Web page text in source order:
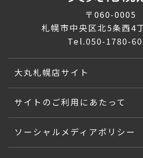
〒060-0005
札幌市中央区北5条西4
Tel.050-1780-
大丸札幌店サイト
サイトのご利用にあたって
ソーシャルメディアポリシー